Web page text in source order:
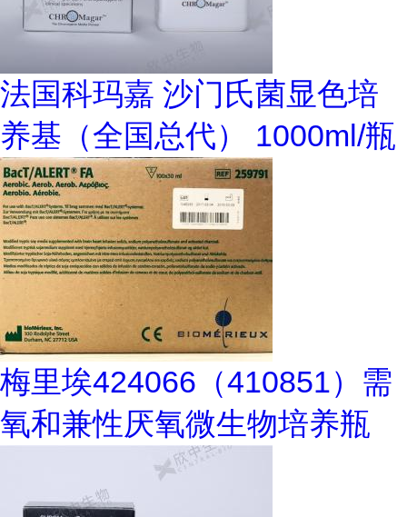
法国科玛嘉 沙门氏菌显色培
养基（全国总代） 1000ml/瓶
梅里埃424066（410851）需
氧和兼性厌氧微生物培养瓶